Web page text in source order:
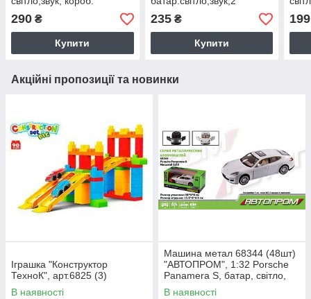
24*8,5*16см
290 ₴
Купити
кольори,короб.20*10*8,5см
235₴
Купити
199
Акційні пропозиції та новинки
Іграшка "Конструктор
ТехноК", арт.6825 (3)
В наявності
Машина метал 68344 (48шт)
"АВТОПРОМ", 1:32 Porsche
Panamera S, батар, світло,
звук, відкр.двері, в кор
В наявності